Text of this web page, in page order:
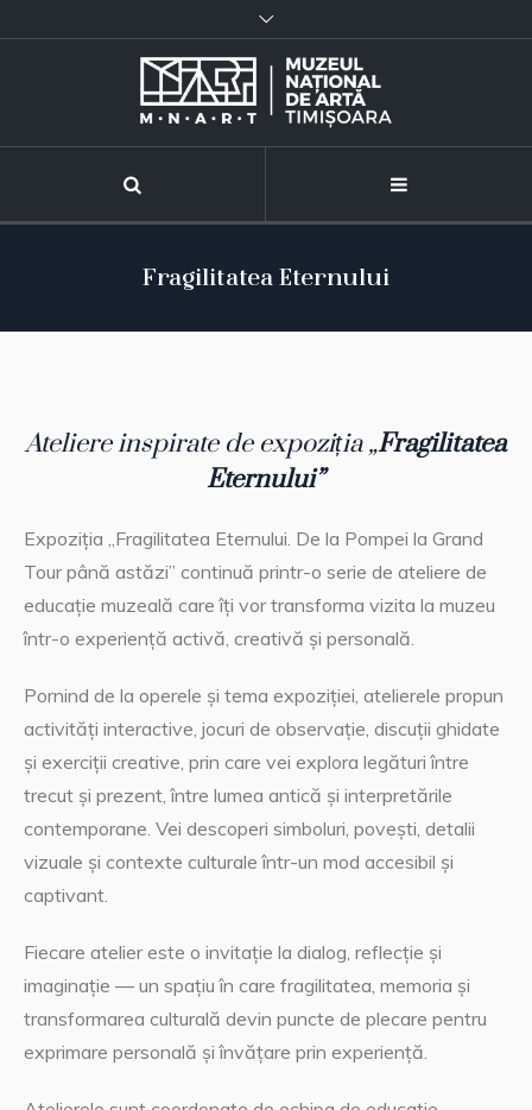
Fragilitatea Eternului
Ateliere inspirate de expoziția „Fragilitatea
Eternului”
Expoziția „Fragilitatea Eternului. De la Pompei la Grand
Tour până astăzi” continuă printr-o serie de ateliere de
educație muzeală care îți vor transforma vizita la muzeu
într-o experiență activă, creativă și personală.
Pornind de la operele și tema expoziției, atelierele propun
activități interactive, jocuri de observație, discuții ghidate
și exerciții creative, prin care vei explora legături între
trecut și prezent, între lumea antică și interpretările
contemporane. Vei descoperi simboluri, povești, detalii
vizuale și contexte culturale într-un mod accesibil și
captivant.
Fiecare atelier este o invitație la dialog, reflecție și
imaginație — un spațiu în care fragilitatea, memoria și
transformarea culturală devin puncte de plecare pentru
exprimare personală și învățare prin experiență.